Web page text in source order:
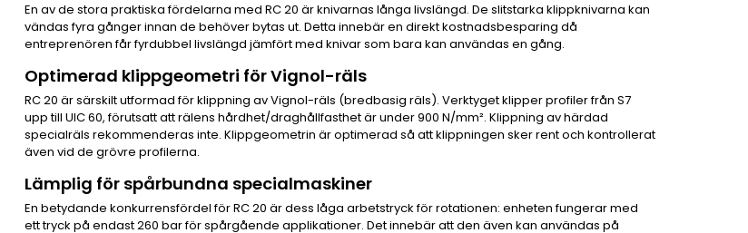
En av de stora praktiska fördelarna med RC 20 är knivarnas långa livslängd. De slitstarka klippknivarna kan
vändas fyra gånger innan de behöver bytas ut. Detta innebär en direkt kostnadsbesparing då
entreprenören får fyrdubbel livslängd jämfört med knivar som bara kan användas en gång.
Optimerad klippgeometri för Vignol-räls
RC 20 är särskilt utformad för klippning av Vignol-räls (bredbasig räls). Verktyget klipper profiler från S7
upp till UIC 60, förutsatt att rälens hårdhet/draghållfasthet är under 900 N/mm². Klippning av härdad
specialräls rekommenderas inte. Klippgeometrin är optimerad så att klippningen sker rent och kontrollerat
även vid de grövre profilerna.
Lämplig för spårbundna specialmaskiner
En betydande konkurrensfördel för RC 20 är dess låga arbetstryck för rotationen: enheten fungerar med
ett tryck på endast 260 bar för spårgående applikationer. Det innebär att den även kan användas på